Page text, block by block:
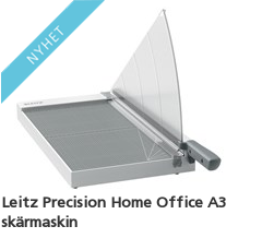
Leitz Precision Home Office A3
skärmaskin